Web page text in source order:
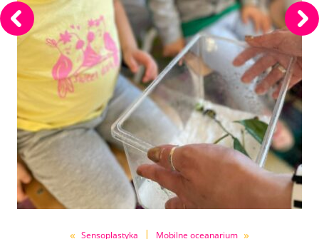
« Sensoplastyka | Mobilne oceanarium »